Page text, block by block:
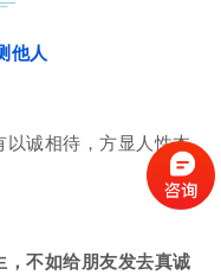
他人
以诚相待，方显人性本
，不如给朋友发去真诚